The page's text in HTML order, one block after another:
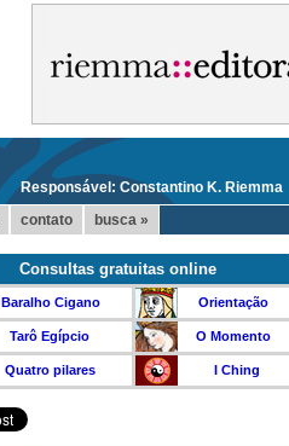
Responsável: Constantino K. Riemma
contato busca »
Consultas gratuitas online
Baralho Cigano
Tarô Egípcio
Quatro pilares
Orientação
O Momento
I Ching